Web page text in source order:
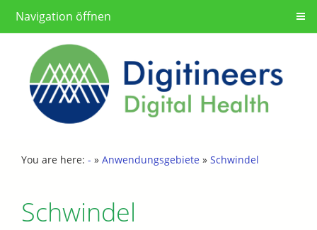
Navigation öffnen
You are here: - » Anwendungsgebiete » Schwindel
Schwindel